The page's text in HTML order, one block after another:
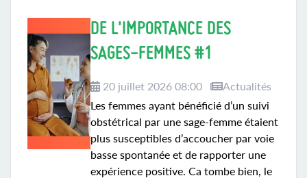
DE L'IMPORTANCE DES
SAGES-FEMMES #1
20 juillet 2026 08:00
Actualités
Les femmes ayant bénéficié d’un suivi
obstétrical par une sage-femme étaient
plus susceptibles d’accoucher par voie
basse spontanée et de rapporter une
expérience positive. Ca tombe bien, le